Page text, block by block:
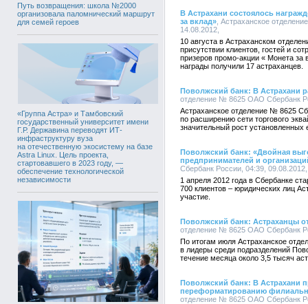
Путь возвращения: школа №2000
организовала паломнический маршрут
для семей героев
«Группа Астра» и Тамбовский
государственный университет имени
Г.Р. Державина переводят ИТ-
инфраструктуру вуза
на отечественную экосистему на базе
Astra Linux. Цель проекта,
стартовавшего в 2023 году, —
обеспечение технологической
независимости
В Астрахани состоялось
за вклад» , Астраханское
14.08.2012,
10 августа в Астраханском
присутствии клиентов, гостей и
призеров промо-акции « Монета за
награды получили 17 астраханцев.
Поволжский банк: В Астрахани
отделение № 8625 ОАО Сбербанк
Астраханское отделение № 8625
по расширению сети торгового
значительный рост установленных
Поволжский банк: «Двойная
предпринимателей и
Сбербанк России, 04:39, 09.08.2012,
1 апреля 2012 года в Сбербанке
700 клиентов – юридических лиц
участие.
Поволжский банк: Астраханцы
отделение № 8625 ОАО Сбербанк
По итогам июля Астраханское
в лидеры среди подразделений
течение месяца около 3,5 тысяч
Поволжский банк: В Астрахани
переформатированию
отделение № 8625 ОАО Сбербанк